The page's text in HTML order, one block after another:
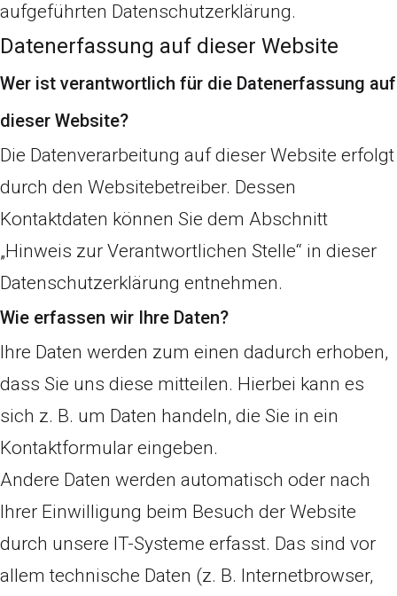
aufgeführten Datenschutzerklärung.
Datenerfassung auf dieser Website
Wer ist verantwortlich für die Datenerfassung auf
dieser Website?
Die Datenverarbeitung auf dieser Website erfolgt
durch den Websitebetreiber. Dessen
Kontaktdaten können Sie dem Abschnitt
„Hinweis zur Verantwortlichen Stelle“ in dieser
Datenschutzerklärung entnehmen.
Wie erfassen wir Ihre Daten?
Ihre Daten werden zum einen dadurch erhoben,
dass Sie uns diese mitteilen. Hierbei kann es
sich z. B. um Daten handeln, die Sie in ein
Kontaktformular eingeben.
Andere Daten werden automatisch oder nach
Ihrer Einwilligung beim Besuch der Website
durch unsere IT-Systeme erfasst. Das sind vor
allem technische Daten (z. B. Internetbrowser,